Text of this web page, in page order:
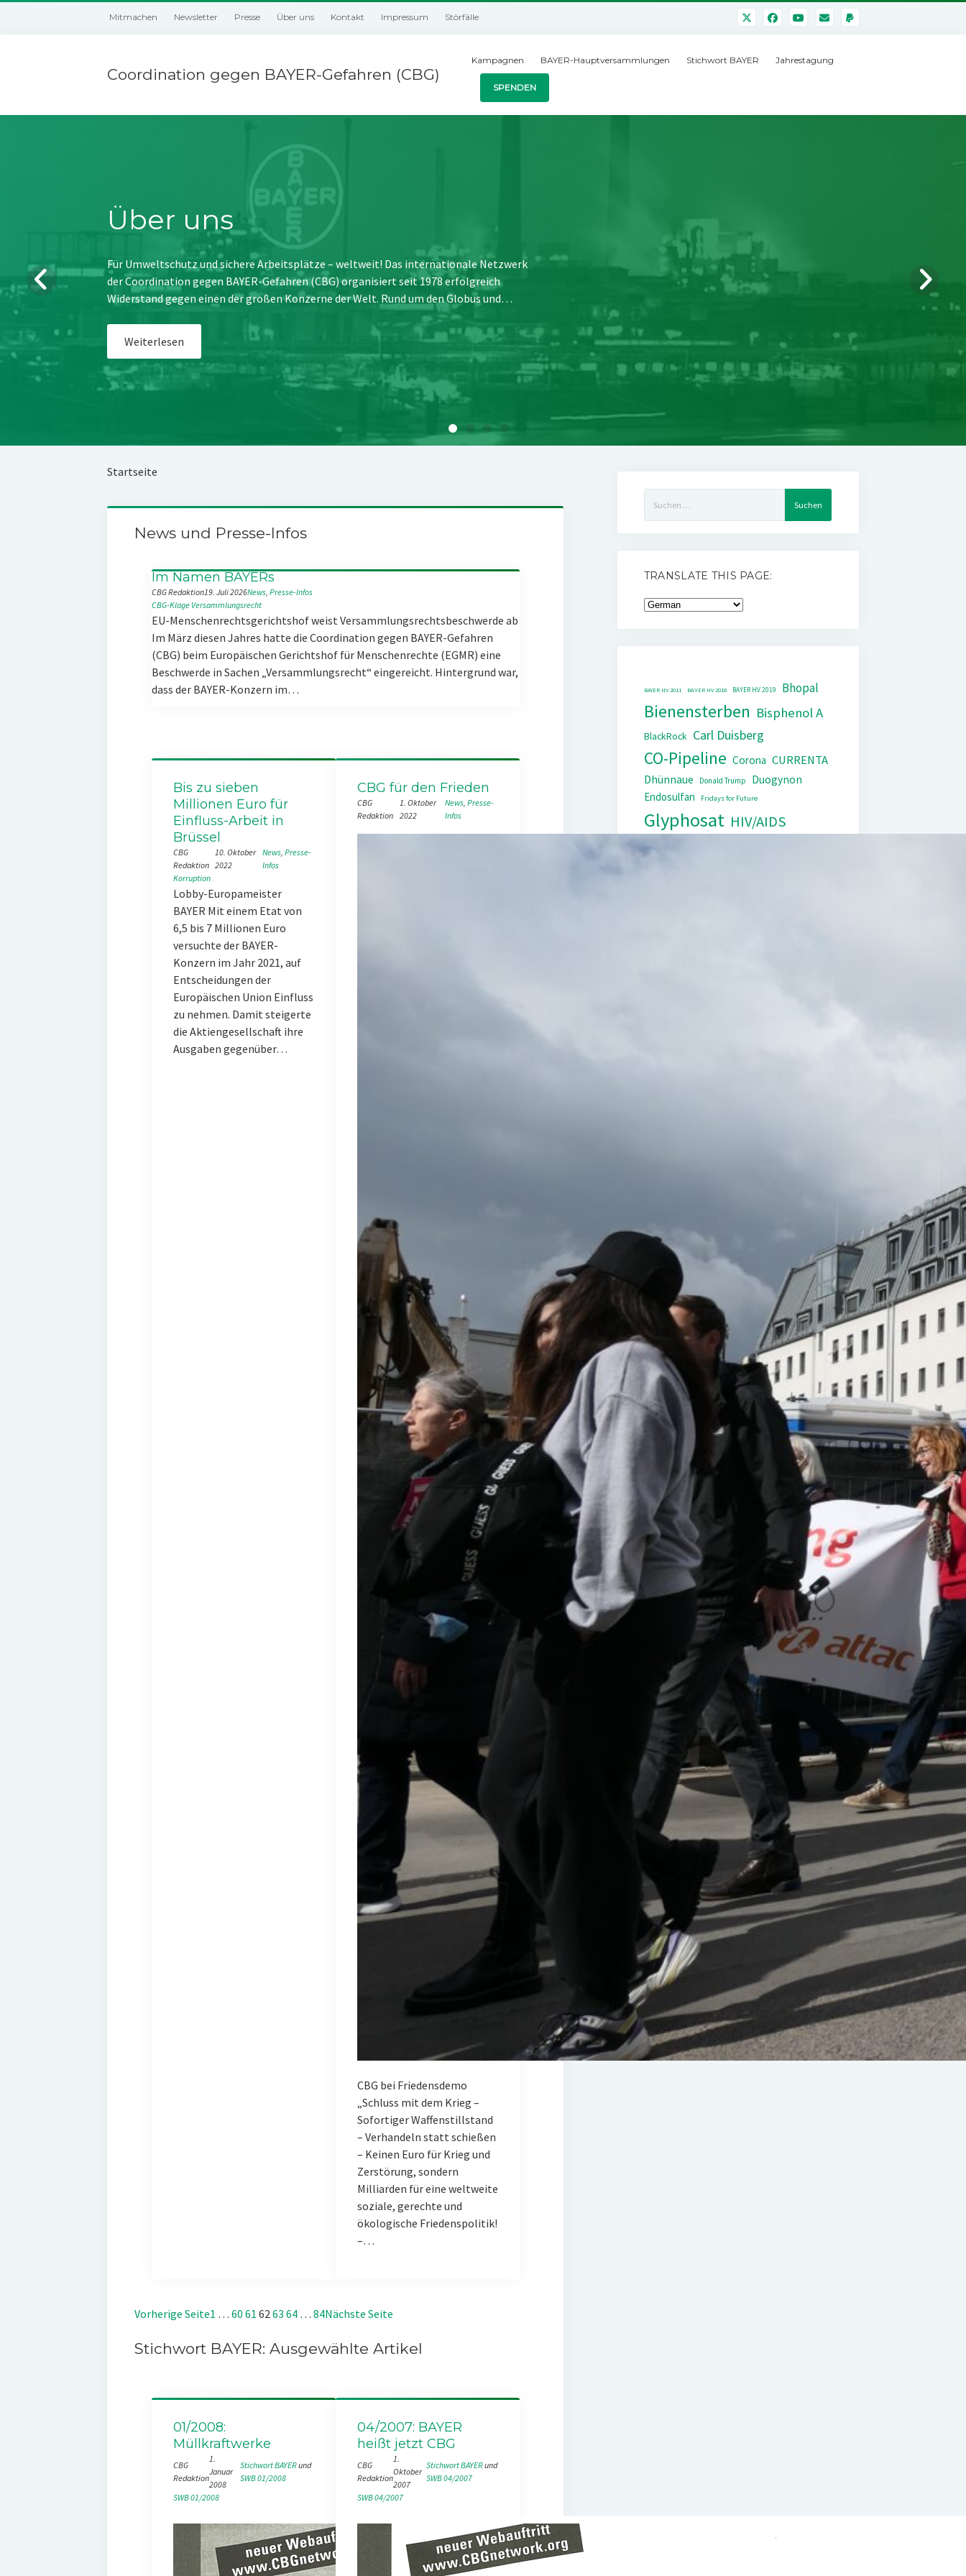
Mitmachen Newsletter Presse Über uns Kontakt Impressum Störfälle
Coordination gegen BAYER-Gefahren (CBG)
Kampagnen BAYER-Hauptversammlungen Stichwort BAYER Jahrestagung
SPENDEN
Über uns
Für Umweltschutz und sichere Arbeitsplätze – weltweit! Das internationale Netzwerk
der Coordination gegen BAYER-Gefahren (CBG) organisiert seit 1978 erfolgreich
Widerstand gegen einen der großen Konzerne der Welt. Rund um den Globus und…
Weiterlesen
Startseite
News und Presse-Infos
Im Namen BAYERs
CBG Redaktion19. Juli 2026News, Presse-Infos
CBG-Klage Versammlungsrecht
EU-Menschenrechtsgerichtshof weist Versammlungsrechtsbeschwerde ab
Im März diesen Jahres hatte die Coordination gegen BAYER-Gefahren
(CBG) beim Europäischen Gerichtshof für Menschenrechte (EGMR) eine
Beschwerde in Sachen „Versammlungsrecht“ eingereicht. Hintergrund war,
dass der BAYER-Konzern im…
Bis zu sieben
Millionen Euro für
Einfluss-Arbeit in
Brüssel
CBG
Redaktion
10. Oktober
2022
News, Presse-
Infos
Korruption
Lobby-Europameister
BAYER Mit einem Etat von
6,5 bis 7 Millionen Euro
versuchte der BAYER-
Konzern im Jahr 2021, auf
Entscheidungen der
Europäischen Union Einfluss
zu nehmen. Damit steigerte
die Aktiengesellschaft ihre
Ausgaben gegenüber…
CBG für den Frieden
CBG
Redaktion
1. Oktober
2022
News, Presse-
Infos
CBG bei Friedensdemo
„Schluss mit dem Krieg –
Sofortiger Waffenstillstand
– Verhandeln statt schießen
– Keinen Euro für Krieg und
Zerstörung, sondern
Milliarden für eine weltweite
soziale, gerechte und
ökologische Friedenspolitik!
–…
Vorherige Seite1 … 60 61 62 63 64 … 84Nächste Seite
Stichwort BAYER: Ausgewählte Artikel
01/2008:
Müllkraftwerke
CBG
Redaktion
1.
Januar
2008
Stichwort BAYER
und
SWB 01/2008
SWB 01/2008
04/2007: BAYER
heißt jetzt CBG
CBG
Redaktion
1.
Oktober
2007
Stichwort BAYER
und
SWB 04/2007
SWB 04/2007
nach:
TRANSLATE THIS PAGE:
BAYER HV 2011 BAYER HV 2018 BAYER HV 2019 Bhopal
Bienensterben Bisphenol A
BlackRock Carl Duisberg
CO-Pipeline Corona CURRENTA
Dhünnaue Donald Trump
Duogynon
Endosulfan
Fridays for Future
Glyphosat HIV/AIDS
IG Farben